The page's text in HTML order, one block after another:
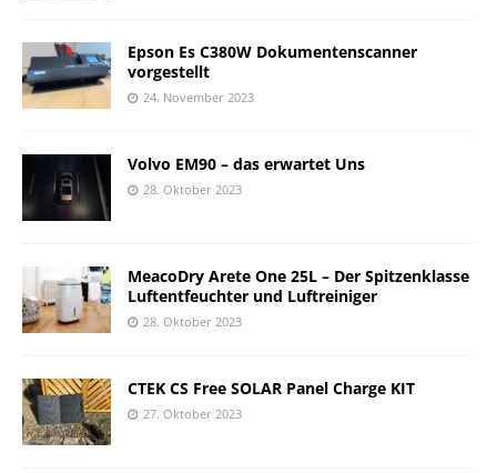
Epson Es C380W Dokumentenscanner
vorgestellt
24. November 2023
Volvo EM90 – das erwartet Uns
28. Oktober 2023
MeacoDry Arete One 25L – Der Spitzenklasse
Luftentfeuchter und Luftreiniger
28. Oktober 2023
CTEK CS Free SOLAR Panel Charge KIT
27. Oktober 2023